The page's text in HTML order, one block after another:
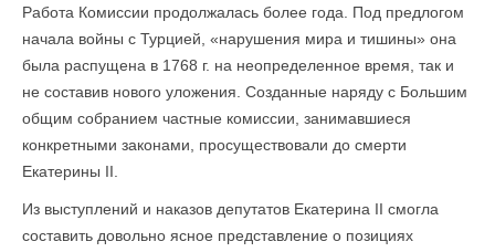
Работа Комиссии продолжалась более года. Под предлогом
начала войны с Турцией, «нарушения мира и тишины» она
была распущена в 1768 г. на неопределенное время, так и
не составив нового уложения. Созданные наряду с Большим
общим собранием частные комиссии, занимавшиеся
конкретными законами, просуществовали до смерти
Екатерины II.
Из выступлений и наказов депутатов Екатерина II смогла
составить довольно ясное представление о позициях